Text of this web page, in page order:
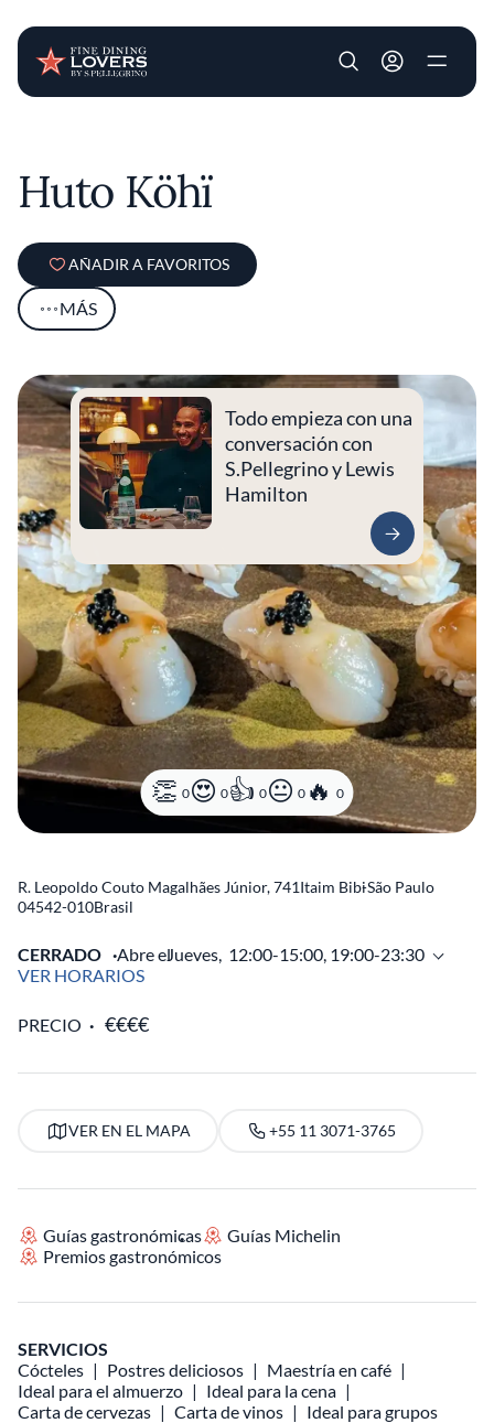
User account
Huto Köhï
AÑADIR A FAVORITOS
MÁS
0 0 0 0 0
Todo empieza con una
conversación con
S.Pellegrino y Lewis
Hamilton
R. Leopoldo Couto Magalhães Júnior, 741Itaim Bibi-São Paulo
04542-010Brasil
CERRADO Abre elJueves, 12:00-15:00, 19:00-23:30
VER HORARIOS
PRECIO
VER EN EL MAPA +55 11 3071-3765
Guías gastronómicas
Guías Michelin
Premios gastronómicos
SERVICIOS
Cócteles
Postres deliciosos
Maestría en café
Ideal para el almuerzo
Ideal para la cena
Carta de cervezas
Carta de vinos Ideal para grupos